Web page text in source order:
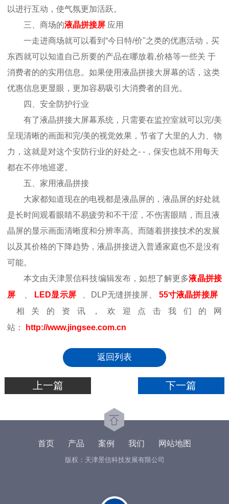
以进行互动，使气氛更加活跃。
三、商场的液晶拼接屏 应用
一走进商场就可以看到“今日特/价"之类的优惠活动，买
东西就可以知道自己所要的产品在哪放着,价格等一些关 于
消费者的的实用信息。如果使用液晶拼接大屏幕的话，这类
优惠信息更显眼，更加容易吸引大消费者的目光。
四、安全防护行业
有了液晶拼接大屏幕系统，只需要在监控室就可以完/美
呈现清晰的画面和完/美的视觉效果，节省了大里的人力、物
力，这就是对这个安防行业的好处之- -，保安也就不用每天
都在不停地巡逻。
五、家用液晶拼接
大家都知道现在的电视都是液晶屏的，液晶屏的好处就
是长时间观看眼睛不易疲劳和不干涩，不伤害眼睛，而且液
晶屏的显示画面清晰度和分辨率高。而随着拼接技术的发展
以及其价格的下降趋势，液晶拼接进入普通家庭也不是没有
可能。
本文由天津景信科技编辑发布，如想了解更多液晶拼接
屏
LED显示屏 、DLP无缝拼接屏、
55寸液晶拼接屏
相关的资讯，欢迎点击我们的网
站：
http://www.jingsee.com.cn
返回列表
上一篇 下一篇
首页 产品 案例 我们 网站地图
版权：天津景信科技发展有限公司